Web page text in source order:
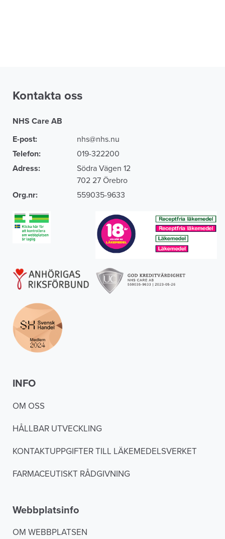
Kontakta oss
NHS Care AB
E-post:
nhs@nhs.nu
Telefon:
019-322200
Adress:
Södra Vägen 12
702 27 Örebro
Org.nr:
559035-9633
INFO
OM OSS
HÅLLBAR UTVECKLING
KONTAKTUPPGIFTER TILL LÄKEMEDELSVERKET
FARMACEUTISKT RÅDGIVNING
Webbplatsinfo
OM WEBBPLATSEN